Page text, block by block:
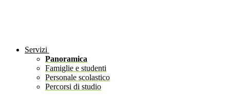
Servizi
Panoramica
Famiglie e studenti
Personale scolastico
Percorsi di studio